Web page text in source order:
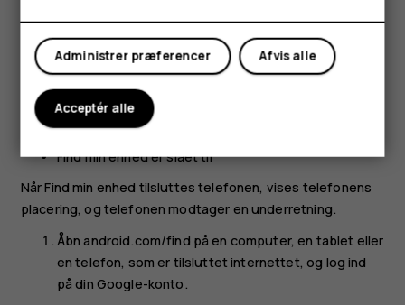
Min konto
Forbundet til mobildata eller Wi-Fi
Synlig på Google Play
Placering slået til
Find min enhed er slået til
Når Find min enhed tilsluttes telefonen, vises telefonens
placering, og telefonen modtager en underretning.
Åbn android.com/find på en computer, en tablet eller
en telefon, som er tilsluttet internettet, og log ind
på din Google-konto.
Afvis alle
Administrer præferencer
Acceptér alle